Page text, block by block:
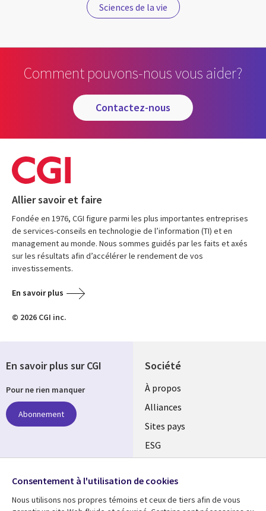
Sciences de la vie
Comment pouvons-nous vous aider?
contactez-nous
Allier savoir et faire
Fondée en 1976, CGI figure parmi les plus importantes entreprises
de services-conseils en technologie de l’information (TI) et en
management au monde. Nous sommes guidés par les faits et axés
sur les résultats afin d’accélérer le rendement de vos
investissements.
En savoir plus
© 2026 CGI inc.
Société
À propos
Alliances
Sites pays
ESG
Fusions
Salle de presse
En savoir plus sur CGI
Pour ne rien manquer
Abonnement
Suivez-nous
Social
Consentement à l'utilisation de cookies
Nous utilisons nos propres témoins et ceux de tiers afin de vous